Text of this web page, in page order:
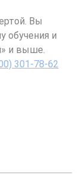
Вы
обучения и
и выше.
301-78-62